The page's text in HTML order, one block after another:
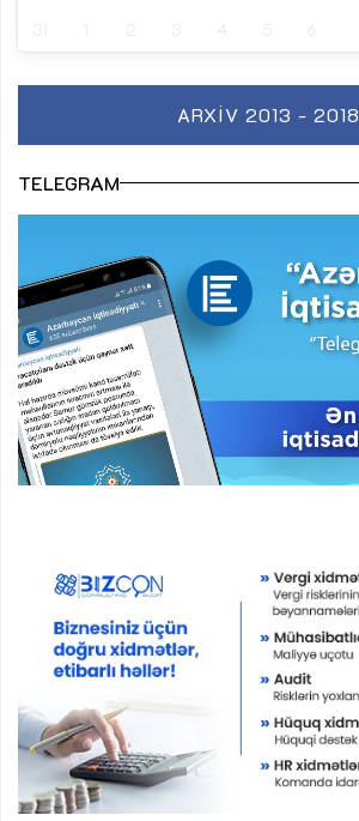
ARXIV 2013 - 2018
TELEGRAM